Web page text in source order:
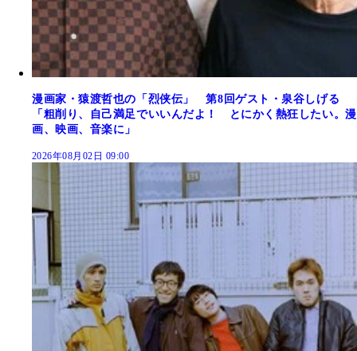
漫画家・猿渡哲也の「烈侠伝」 第8回ゲスト・泉谷しげる
「粗削り、自己満足でいいんだよ！ とにかく熱狂したい。漫
画、映画、音楽に」
2026年08月02日 09:00